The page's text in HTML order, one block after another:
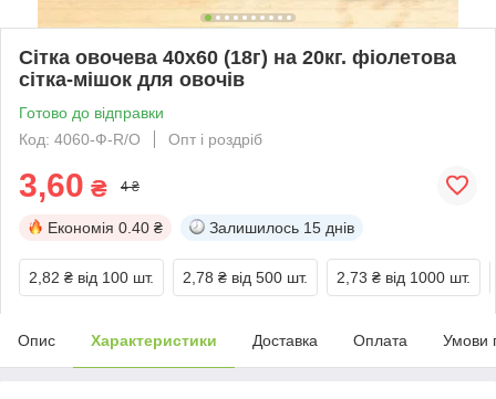
Сітка овочева 40х60 (18г) на 20кг. фіолетова
сітка-мішок для овочів
Готово до відправки
Код: 4060-Ф-R/O
Опт і роздріб
3,60 ₴ 4 ₴
Економія 0.40 ₴ Залишилось 15 днів
2,82 ₴ від 100 шт. 2,78 ₴ від 500 шт. 2,73 ₴ від 1000 шт.
Опис Характеристики Доставка Оплата Умови